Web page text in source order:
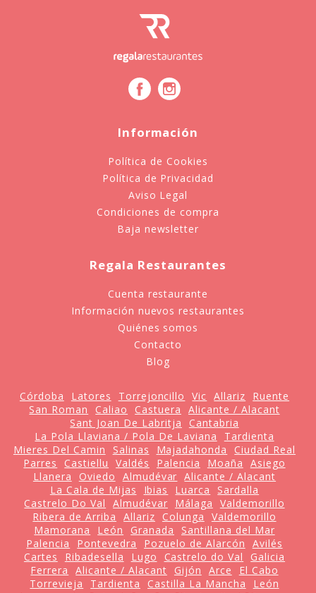
Información
Política de Cookies
Política de Privacidad
Aviso Legal
Condiciones de compra
Baja newsletter
Regala Restaurantes
Cuenta restaurante
Información nuevos restaurantes
Quiénes somos
Contacto
Blog
Córdoba Latores Torrejoncillo Vic Allariz
Ruente
San Roman
Caliao Castuera
Alicante / Alacant
Sant Joan De Labritja
Cantabria
La Pola Llaviana / Pola De Laviana
Tardienta
Mieres Del Camin
Salinas Majadahonda
Ciudad Real
Parres
Castiellu Valdés Palencia Moaña
Asiego
Llanera
Oviedo Almudévar
Alicante / Alacant
La Cala de Mijas
Ibias Luarca
Sardalla
Castrelo Do Val
Almudévar Málaga
Valdemorillo
Ribera de Arriba
Allariz Colunga
Valdemorillo
Mamorana
León Granada
Santillana del Mar
Palencia
Pontevedra Pozuelo de Alarcón
Avilés
Cartes
Ribadesella Lugo Castrelo do Val
Galicia
Ferrera
Alicante / Alacant Gijón Arce
El Cabo
Torrevieja
Tardienta Castilla La Mancha
León